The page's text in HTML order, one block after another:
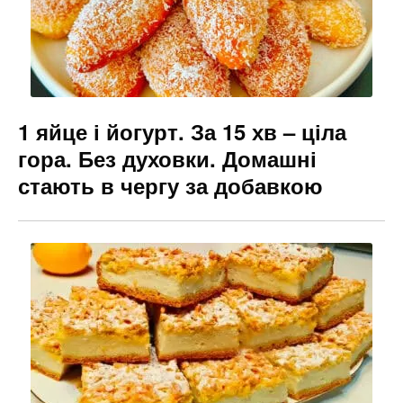
1 яйце і йогурт. За 15 хв – ціла
гора. Без духовки. Домашні
стають в чергу за добавкою